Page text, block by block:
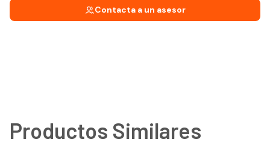
Contacta a un asesor
Productos Similares